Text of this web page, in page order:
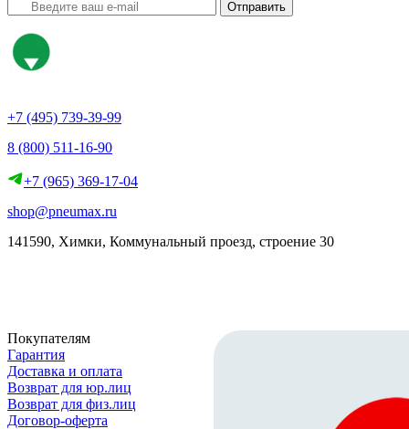
Отправить
+7 (495) 739-39-99
8 (800) 511-16-90
+7 (965) 369-17-04
shop@pneumax.ru
141590, Химки, Коммунальный проезд, строение 30
Покупателям
Гарантия
Доставка и оплата
Возврат для юр.лиц
Возврат для физ.лиц
Договор-оферта